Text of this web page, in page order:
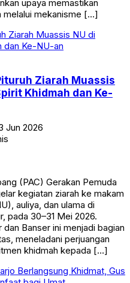
upaya memastikan
melalui mekanisme […]
Ziarah Muassis
Khidmah dan Ke-
Jun 2026
(PAC) Gerakan Pemuda
kegiatan ziarah ke makam
auliya, dan ulama di
pada 30–31 Mei 2026.
Banser ini menjadi bagian
meneladani perjuangan
khidmah kepada […]